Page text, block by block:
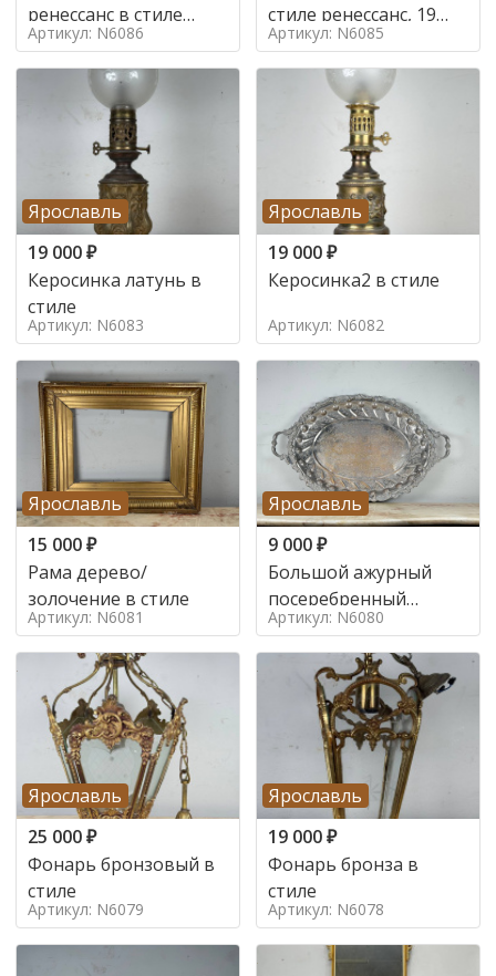
ренессанс в стиле
ренессанс,
Артикул: N6086
стиле ренессанс, 19
век
Артикул: N6085
Ярославль
19 000₽
Керосинка латунь в
стиле
Артикул: N6083
Ярославль
19 000₽
Керосинка2 в стиле
Артикул: N6082
Ярославль
15 000₽
Рама дерево/
золочение в стиле
Артикул: N6081
Ярославль
9 000₽
Большой ажурный
посеребренный
поднос в стиле
Артикул: N6080
Ярославль
25 000₽
Фонарь бронзовый в
стиле
Артикул: N6079
Ярославль
19 000₽
Фонарь бронза в
стиле
Артикул: N6078